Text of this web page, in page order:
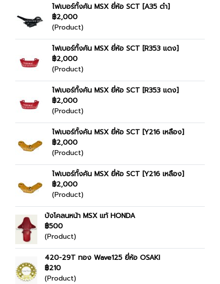
ไฟเบอร์ทั้งคัน MSX ยี่ห้อ SCT [A35 ดำ]
฿2,000
(Product)
ไฟเบอร์ทั้งคัน MSX ยี่ห้อ SCT [R353 แดง]
฿2,000
(Product)
ไฟเบอร์ทั้งคัน MSX ยี่ห้อ SCT [R353 แดง]
฿2,000
(Product)
ไฟเบอร์ทั้งคัน MSX ยี่ห้อ SCT [Y216 เหลือง]
฿2,000
(Product)
ไฟเบอร์ทั้งคัน MSX ยี่ห้อ SCT [Y216 เหลือง]
฿2,000
(Product)
บังโคลนหน้า MSX แท้ HONDA
฿500
(Product)
420-29T ทอง Wave125 ยี่ห้อ OSAKI
฿210
(Product)